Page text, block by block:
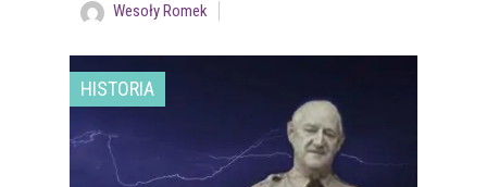
Wesoły Romek
HISTORIA